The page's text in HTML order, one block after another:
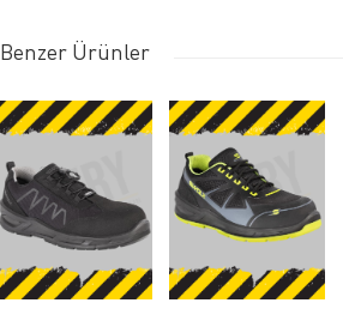
Benzer Ürünler